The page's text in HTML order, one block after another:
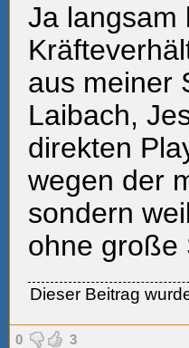
Ja langsam
aus meiner
Laibach,
direkten
wegen der
sondern
ohne große
Dieser Beitrag
0 3